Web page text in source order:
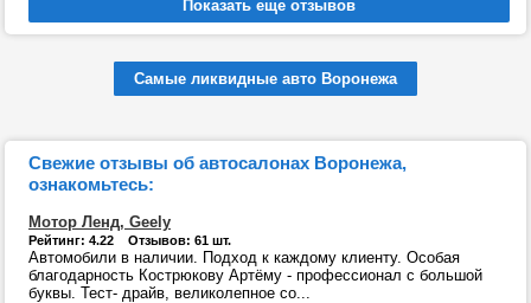
Самые ликвидные авто Воронежа
Свежие отзывы об автосалонах Воронежа,
ознакомьтесь:
Мотор Ленд, Geely
Рейтинг: 4.22 Отзывов: 61 шт.
Автомобили в наличии. Подход к каждому клиенту. Особая
благодарность Кострюкову Артёму - профессионал с большой
буквы. Тест- драйв, великолепное со...